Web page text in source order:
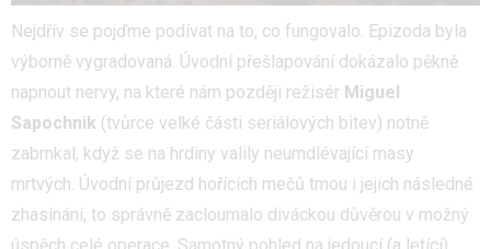
Nejdřív se pojďme podívat na to, co fungovalo. Epizoda byla
výborně vygradovaná. Úvodní přešlapování dokázalo pěkně
napnout nervy, na které nám později režisér Miguel
Sapochnik (tvůrce velké části seriálových bitev) notně
zabrnkal, když se na hrdiny valily neumdlévající masy
mrtvých. Úvodní průjezd hořících mečů tmou i jejich následné
zhasínání, to správně zacloumalo diváckou důvěrou v možný